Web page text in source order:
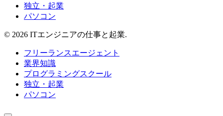
独立・起業
パソコン
© 2026 ITエンジニアの仕事と起業.
フリーランスエージェント
業界知識
プログラミングスクール
独立・起業
パソコン